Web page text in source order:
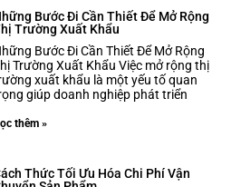
Bước Đi Cần Thiết Để Mở Rộng
Trường Xuất Khẩu
Bước Đi Cần Thiết Để Mở Rộng
Trường Xuất Khẩu Việc mở rộng thị
xuất khẩu là một yếu tố quan
giúp doanh nghiệp phát triển
thêm »
Thức Tối Ưu Hóa Chi Phí Vận